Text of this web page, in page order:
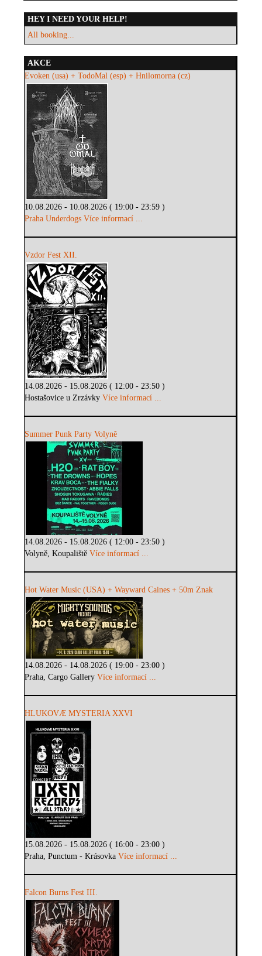
HEY I NEED YOUR HELP!
All booking...
AKCE
Evoken (usa) + TodoMal (esp) + Hnilomorna (cz)
10.08.2026 - 10.08.2026 ( 19:00 - 23:59 )
Praha Underdogs Více informací ...
Vzdor Fest XII.
14.08.2026 - 15.08.2026 ( 12:00 - 23:50 )
Hostašovice u ZrzávkyVíce informací ...
Summer Punk Party Volyně
14.08.2026 - 15.08.2026 ( 12:00 - 23:50 )
Volyně, KoupalištěVíce informací ...
Hot Water Music (USA) + Wayward Caines + 50m Znak
14.08.2026 - 14.08.2026 ( 19:00 - 23:00 )
Praha, Cargo GalleryVíce informací ...
HLUKOVÆ MYSTERIA XXVI
15.08.2026 - 15.08.2026 ( 16:00 - 23:00 )
Praha, Punctum - KrásovkaVíce informací ...
Falcon Burns Fest III.